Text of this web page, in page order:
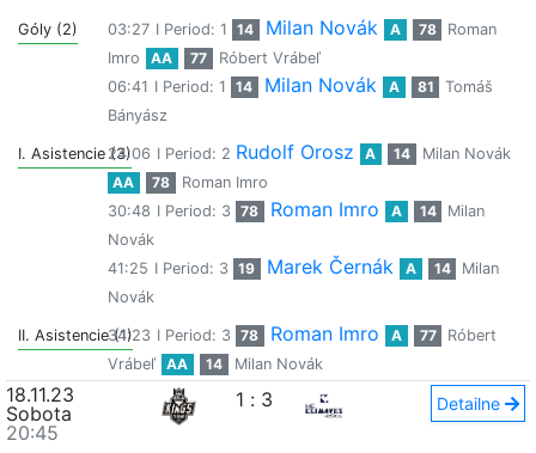
Góly (2) 03:27 I Period: 1 14 Milan Novák A 78
Roman
Imro
AA 77
Róbert Vrábeľ
06:41 I Period: 1 14 Milan Novák A 81
Tomáš
Bányász
I. Asistencie (3)24:06 I Period: 2 Rudolf Orosz A 14
Milan Novák
AA
78
Roman Imro
30:48 I Period: 3 78 Roman Imro A 14
Milan
Novák
41:25 I Period: 3 19 Marek Černák A 14
Milan
Novák
II. Asistencie (1)
34:23 I Period: 3 78 Roman Imro A 77
Róbert
Vrábeľ
AA 14 Milan Novák
18.11.23
Sobota
20:45
1 : 3 Detailne